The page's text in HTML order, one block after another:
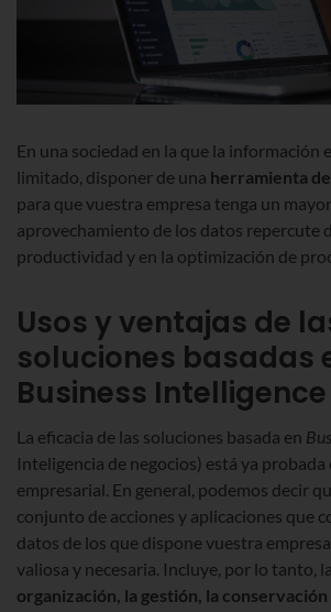
En una sociedad en la que la información
limitado, disponer de una herramienta
para que vuestra empresa tenga un
aprovechamiento de los datos repercute
productividad y en la optimización de
Usos y ventajas de
soluciones basadas
Business Intelligence
La eficacia de las soluciones basada en
Inteligencia de negocios) está ya probada
empresarial. En general, podemos decir
conjunto de acciones y aplicaciones que
datos de los que dispone vuestra
valiosa y necesaria. Incluye, por lo tanto, la
organización, la gestión, la